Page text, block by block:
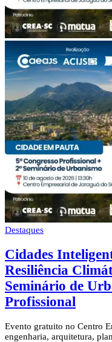
Destaques
Cidades
Resiliência
Seminário de
Profissional
Evento gratuito no Centro
engenharia, arquitetura,